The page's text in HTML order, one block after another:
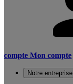
compte Mon compte
Notre entreprise